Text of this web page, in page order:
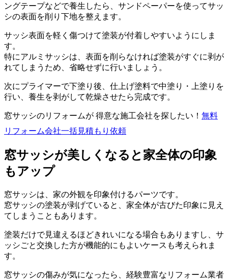
ングテープなどで養生したら、サンドペーパーを使ってサッ
シの表面を削り下地を整えます。
サッシ表面を軽く傷つけて塗装が付着しやすいようにしま
す。
特にアルミサッシは、表面を削らなければ塗装がすぐに剥が
れてしまうため、省略せずに行いましょう。
次にプライマーで下塗り後、仕上げ塗料で中塗り・上塗りを
行い、養生を剥がして乾燥させたら完成です。
窓サッシのリフォームが 得意な施工会社を探したい！ 無料
リフォーム会社一括見積もり依頼
窓サッシが美しくなると家全体の印象
もアップ
窓サッシは、家の外観を印象付けるパーツです。
窓サッシの塗装が剥げていると、家全体が古びた印象に見え
てしまうこともあります。
塗装だけで見違えるほどきれいになる場合もありますし、サ
ッシごと交換した方が機能的にもよいケースも考えられま
す。
窓サッシの傷みが気になったら、経験豊富なリフォーム業者